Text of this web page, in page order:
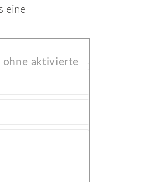
eine
ohne aktivierte